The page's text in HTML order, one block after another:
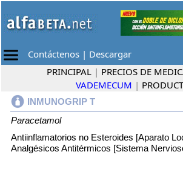
Contáctenos | Descargar
PRINCIPAL | PRECIOS DE
VADEMECUM |
INMUNOGRIP T
Paracetamol
Antiinflamatorios no Esteroides [Aparato
Analgésicos Antitérmicos [Sistema